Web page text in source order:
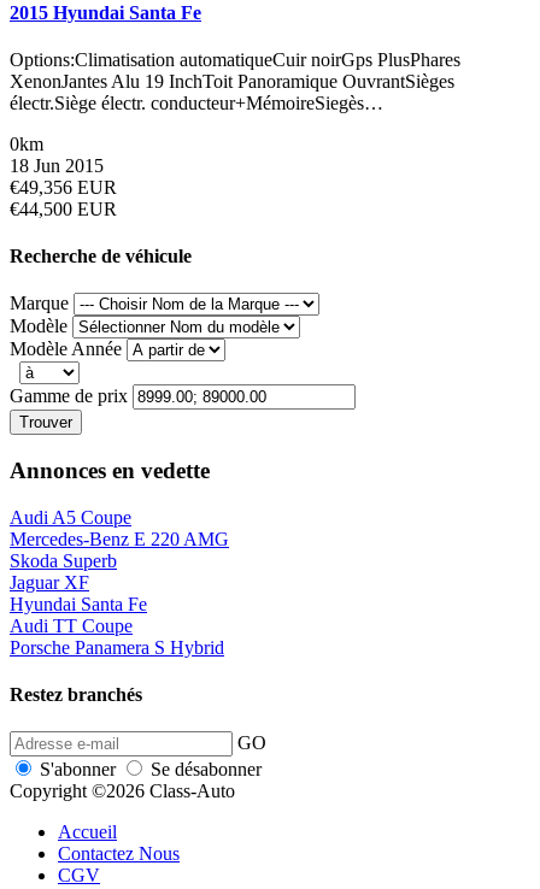
2015 Hyundai Santa Fe
Options:Climatisation automatiqueCuir noirGps PlusPhares
XenonJantes Alu 19 InchToit Panoramique OuvrantSièges
électr.Siège électr. conducteur+MémoireSiegès…
0km
18 Jun 2015
€49,356 EUR
€44,500 EUR
Recherche de véhicule
Marque
Modèle
Modèle Année
Gamme de prix
Trouver
Annonces en vedette
Audi A5 Coupe
Mercedes-Benz E 220 AMG
Skoda Superb
Jaguar XF
Hyundai Santa Fe
Audi TT Coupe
Porsche Panamera S Hybrid
Restez branchés
GO
S'abonner
Se désabonner
Copyright ©2026 Class-Auto
Accueil
Contactez Nous
CGV